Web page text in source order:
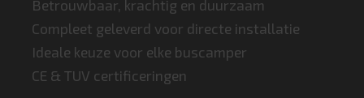
Betrouwbaar, krachtig en duurzaam
Compleet geleverd voor directe installatie
Ideale keuze voor elke buscamper
CE & TUV certificeringen